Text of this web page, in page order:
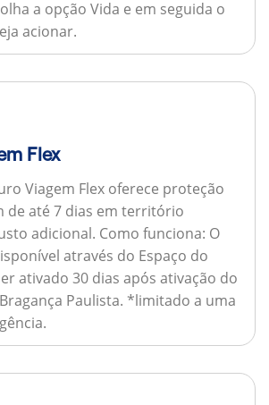
a opção Vida e em seguida o
acionar.
Flex
Viagem Flex oferece proteção
de até 7 dias em território
adicional. Como funciona: O
através do Espaço do
ativado 30 dias após ativação do
Paulista. *limitado a uma